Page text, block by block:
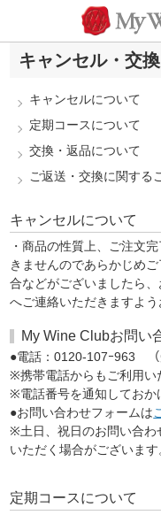
キャンセル・交
キャンセルについて
定期コースについて
交換・返品について
ご返送・交換に関する
キャンセルについて
・商品の性質上、ご注文
きませんのであらかじめ
合などがございましたら
へご連絡いただきますよう
My Wine Clubお問い
●電話：0120-107ｰ963
※携帯電話からもご利用い
※電話番号を通知しておか
●お問い合わせフォームは
※土日、祝日のお問い合わ
いただく場合がございます
定期コースについて